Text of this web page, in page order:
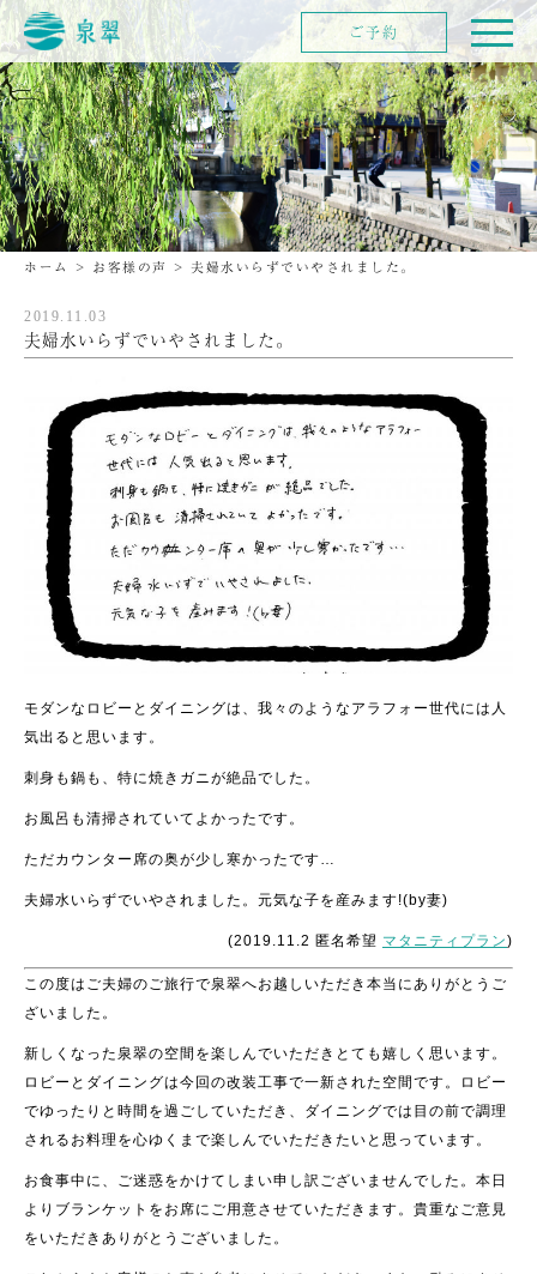
ホーム > お客様の声 > 夫婦水いらずでいやされました。
2019.11.03
夫婦水いらずでいやされました。
モダンなロビーとダイニングは、我々のようなアラフォー世代には人
気出ると思います。
刺身も鍋も、特に焼きガニが絶品でした。
お風呂も清掃されていてよかったです。
ただカウンター席の奥が少し寒かったです…
夫婦水いらずでいやされました。元気な子を産みます!(by妻)
(2019.11.2 匿名希望 マタニティプラン)
この度はご夫婦のご旅行で泉翠へお越しいただき本当にありがとうご
ざいました。
新しくなった泉翠の空間を楽しんでいただきとても嬉しく思います。
ロビーとダイニングは今回の改装工事で一新された空間です。ロビー
でゆったりと時間を過ごしていただき、ダイニングでは目の前で調理
されるお料理を心ゆくまで楽しんでいただきたいと思っています。
お食事中に、ご迷惑をかけてしまい申し訳ございませんでした。本日
よりブランケットをお席にご用意させていただきます。貴重なご意見
をいただきありがとうございました。
ご予約